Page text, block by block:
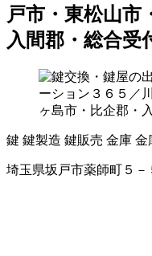
戸市・東松山市
入間郡・総合受
鍵 鍵製造 鍵販売 金庫 金
埼玉県坂戸市薬師町５－